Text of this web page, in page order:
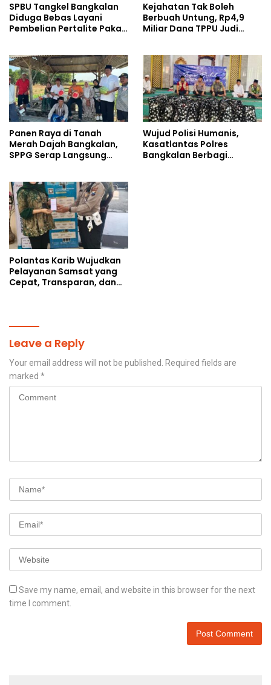
SPBU Tangkel Bangkalan
Diduga Bebas Layani
Pembelian Pertalite Pakai
Kejahatan Tak Boleh
Berbuah Untung, Rp4,9
Miliar Dana TPPU Judi
Panen Raya di Tanah
Merah Dajah Bangkalan,
SPPG Serap Langsung
Wujud Polisi Humanis,
Kasatlantas Polres
Bangkalan Berbagi
Polantas Karib Wujudkan
Pelayanan Samsat yang
Cepat, Transparan, dan
Leave a Reply
Your email address will not be published.
Required fields are
marked *
Save my name, email, and website in this browser for the next
time I comment.